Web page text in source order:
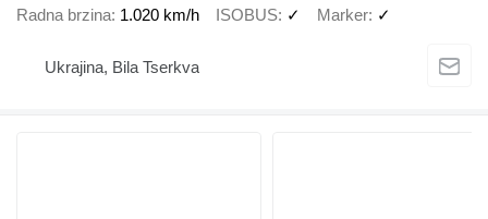
Radna brzina 1.020 km/h ISOBUS ✓ Marker ✓
Ukrajina, Bila Tserkva